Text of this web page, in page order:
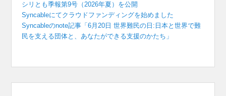
シリとも季報第9号（2026年夏）を公開
Syncableにてクラウドファンディングを始めました
Syncableのnote記事「6月20日 世界難民の日:日本と世界で難
民を支える団体と、あなたができる支援のかたち」